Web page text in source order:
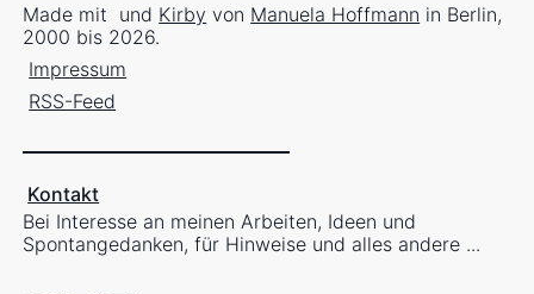
Made mit und Kirby von Manuela Hoffmann in Berlin,
2000 bis 2026.
Impressum
RSS-Feed
Kontakt
Bei Interesse an meinen Arbeiten, Ideen und
Spontangedanken, für Hinweise und alles andere ...